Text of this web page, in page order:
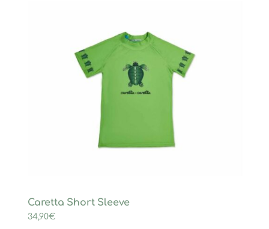
Caretta Short Sleeve
34,90€